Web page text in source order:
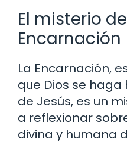
El misterio
Encarnación
La Encarnación,
que Dios se
de Jesús, es un
a reflexionar
divina y humana